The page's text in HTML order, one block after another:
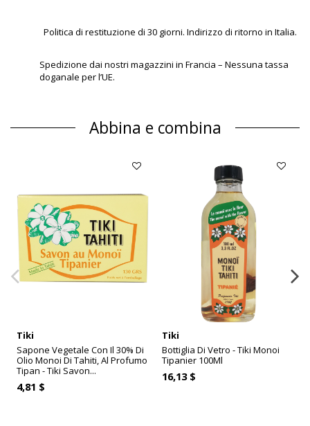
Politica di restituzione di 30 giorni. Indirizzo di ritorno in Italia.
Spedizione dai nostri magazzini in Francia – Nessuna tassa
doganale per l’UE.
Abbina e combina
Tiki
Sapone Vegetale Con Il 30% Di
Olio Monoi Di Tahiti, Al Profumo
Tipan - Tiki Savon...
4,81 $
Tiki
Bottiglia Di Vetro - Tiki Monoi
Tipanier 100Ml
16,13 $